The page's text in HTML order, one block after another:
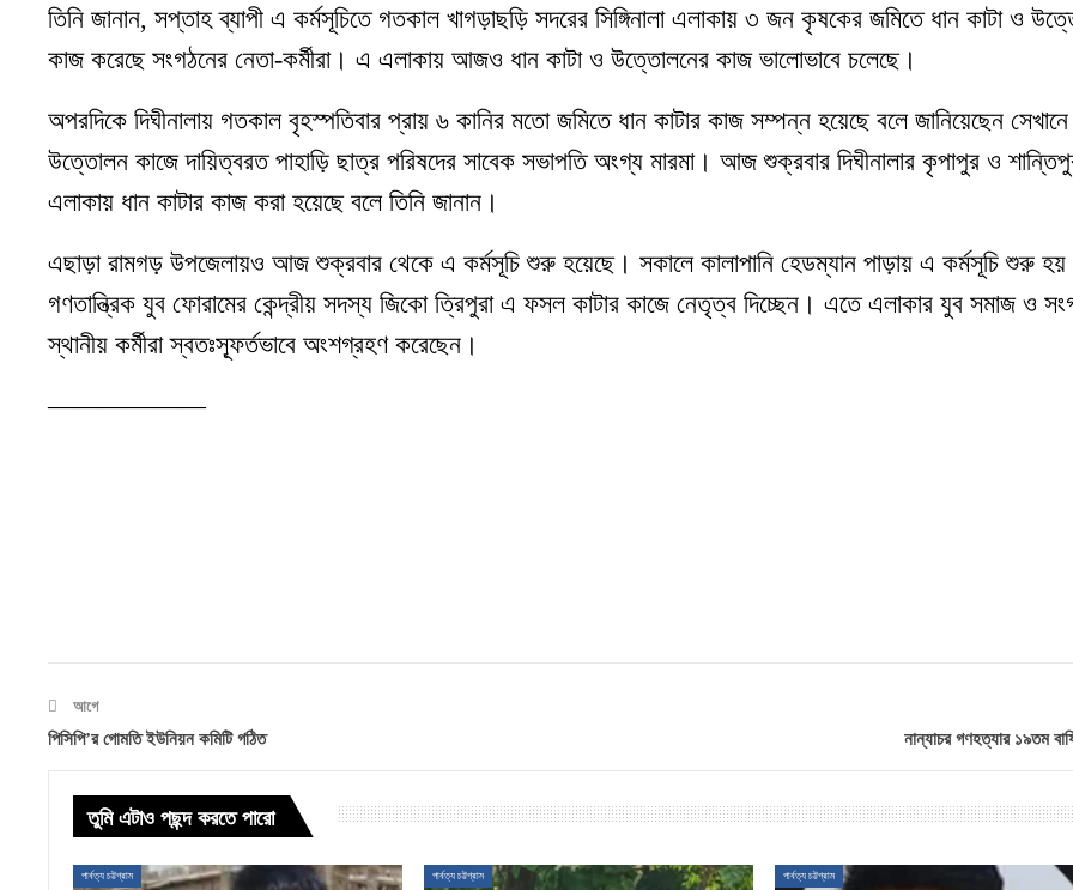
তিনি জানান, সপ্তাহ ব্যাপী এ কর্মসূচিতে গতকাল খাগড়াছড়ি সদরের সিঙ্গিনালা এলাকায় ৩ জন কৃষকের জমিতে ধান কাটা ও
কাজ করেছে সংগঠনের নেতা-কর্মীরা। এ এলাকায় আজও ধান কাটা ও উত্তোলনের কাজ ভালোভাবে চলেছে।
অপরদিকে দিঘীনালায় গতকাল বৃহস্পতিবার প্রায় ৬ কানির মতো জমিতে ধান কাটার কাজ সম্পন্ন হয়েছে বলে জানিয়েছেন
উত্তোলন কাজে দায়িত্বরত পাহাড়ি ছাত্র পরিষদের সাবেক সভাপতি অংগ্য মারমা। আজ শুক্রবার দিঘীনালার কৃপাপুর ও
এলাকায় ধান কাটার কাজ করা হয়েছে বলে তিনি জানান।
এছাড়া রামগড় উপজেলায়ও আজ শুক্রবার থেকে এ কর্মসূচি শুরু হয়েছে। সকালে কালাপানি হেডম্যান পাড়ায় এ কর্মসূচি শুরু
গণতান্ত্রিক যুব ফোরামের কেন্দ্রীয় সদস্য জিকো ত্রিপুরা এ ফসল কাটার কাজে নেতৃত্ব দিচ্ছেন। এতে এলাকার যুব সমাজ ও
স্থানীয় কর্মীরা স্বতঃস্ফূর্তভাবে অংশগ্রহণ করেছেন।
——————
আগে
পিসিপি’র গোমতি ইউনিয়ন কমিটি গঠিত নান্যাচর গণহত্যার ১৯তম
তুমি এটাও পছন্দ করতে পারো
পার্বত্য চট্টগ্রাম পার্বত্য চট্টগ্রাম পার্বত্য চট্টগ্রাম